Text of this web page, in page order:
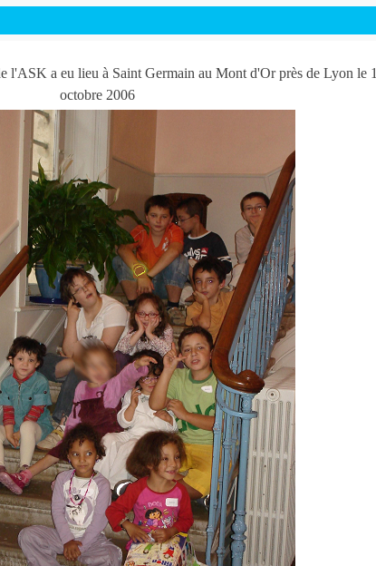
l'ASK a eu lieu à Saint Germain au Mont d'Or près de Lyon le 1
octobre 2006